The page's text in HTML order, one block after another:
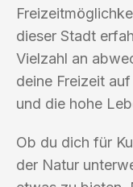
dieser Stadt
Vielzahl an
deine Freizeit
und die hohe
Ob du dich für
der Natur